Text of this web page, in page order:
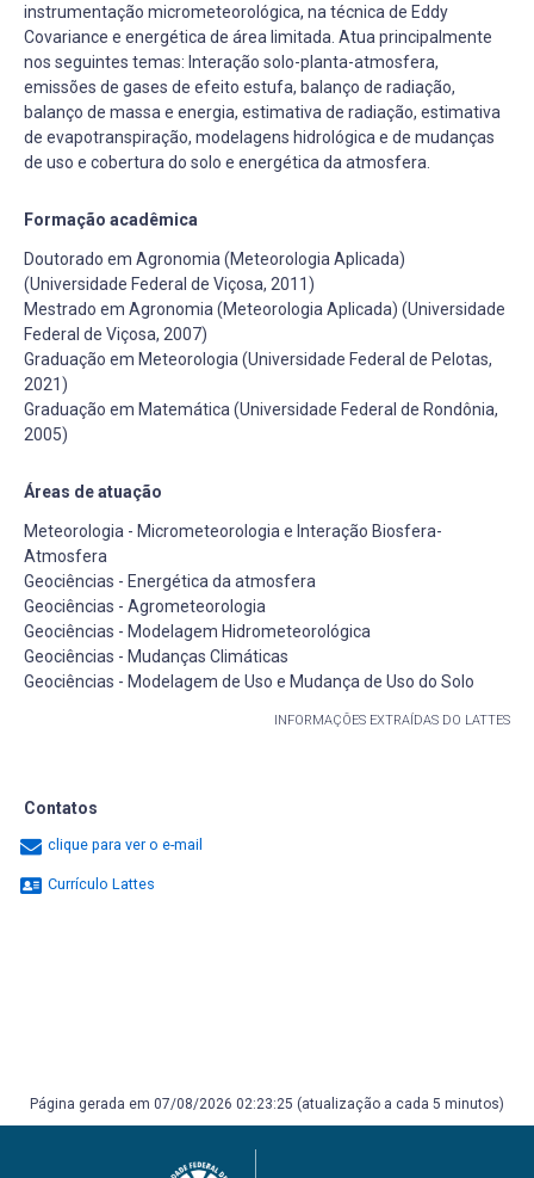
instrumentação micrometeorológica, na técnica de Eddy
Covariance e energética de área limitada. Atua principalmente
nos seguintes temas: Interação solo-planta-atmosfera,
emissões de gases de efeito estufa, balanço de radiação,
balanço de massa e energia, estimativa de radiação, estimativa
de evapotranspiração, modelagens hidrológica e de mudanças
de uso e cobertura do solo e energética da atmosfera.
Formação acadêmica
Doutorado em Agronomia (Meteorologia Aplicada)
(Universidade Federal de Viçosa, 2011)
Mestrado em Agronomia (Meteorologia Aplicada) (Universidade
Federal de Viçosa, 2007)
Graduação em Meteorologia (Universidade Federal de Pelotas,
2021)
Graduação em Matemática (Universidade Federal de Rondônia,
2005)
Áreas de atuação
Meteorologia - Micrometeorologia e Interação Biosfera-
Atmosfera
Geociências - Energética da atmosfera
Geociências - Agrometeorologia
Geociências - Modelagem Hidrometeorológica
Geociências - Mudanças Climáticas
Geociências - Modelagem de Uso e Mudança de Uso do Solo
INFORMAÇÕES EXTRAÍDAS DO LATTES
Contatos
clique para ver o e-mail
Currículo Lattes
Página gerada em 07/08/2026 02:23:25 (atualização a cada 5 minutos)